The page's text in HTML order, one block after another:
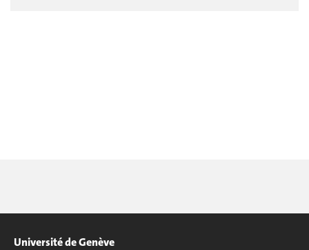
Université de Genève